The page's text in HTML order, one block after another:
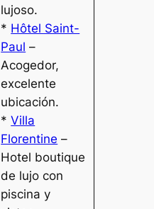
lujoso.
* Hôtel Saint-
Paul –
Acogedor,
excelente
ubicación.
*Villa
Florentine –
Hotel boutique
de lujo con
piscina y